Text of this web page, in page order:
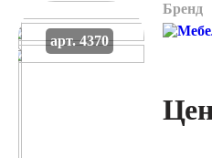
арт. 4370
Бренд